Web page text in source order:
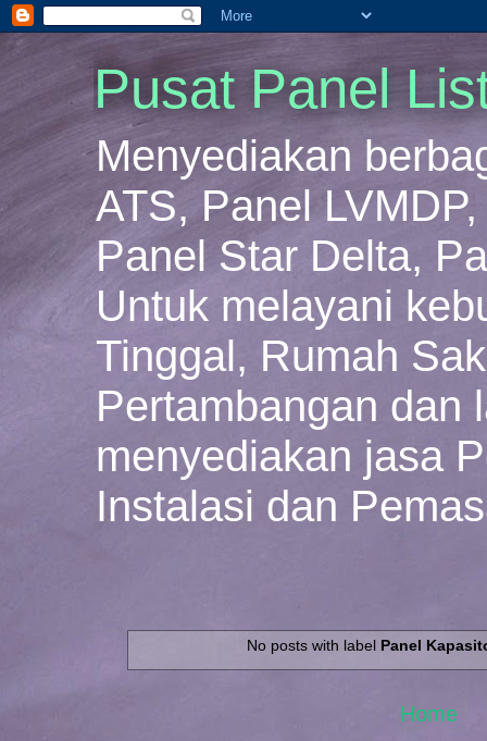
Pusat Panel
Menyediakan
ATS, Panel
Panel Star Delta,
Untuk melayani
Tinggal, Rumah
Pertambangan dan
menyediakan jasa
Instalasi dan
No posts with label Panel
Home